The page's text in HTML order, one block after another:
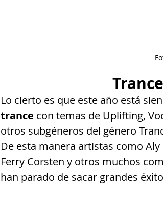
Lo cierto es que este año está
trance con temas de Uplifting,
otros subgéneros del género
De esta manera artistas como
Ferry Corsten y otros muchos
han parado de sacar grandes